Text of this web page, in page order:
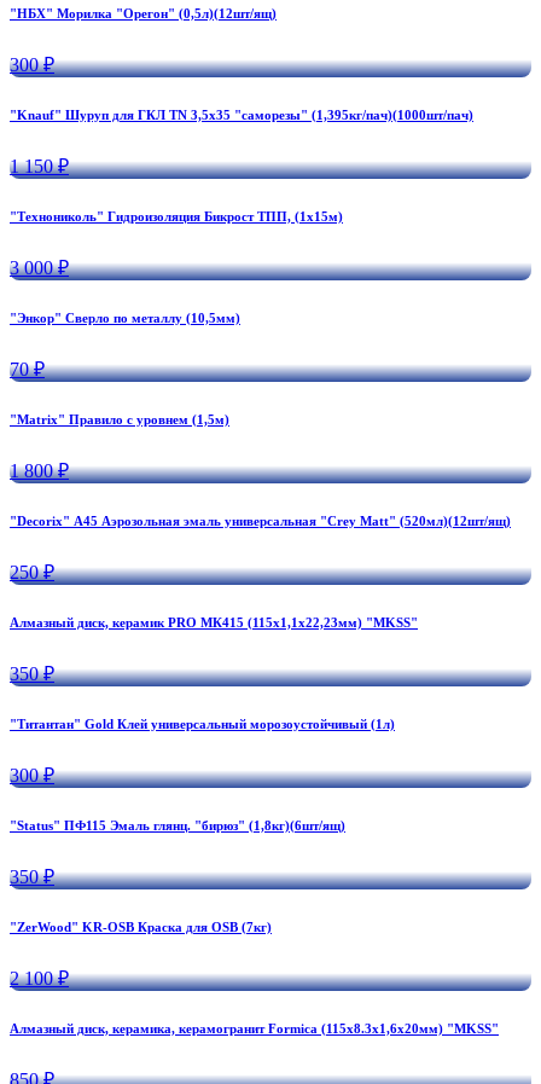
"НБХ" Морилка "Орегон" (0,5л)(12шт/ящ)
300 ₽
"Knauf" Шуруп для ГКЛ TN 3,5х35 "саморезы" (1,395кг/пач)(1000шт/пач)
1 150 ₽
"Технониколь" Гидроизоляция Бикрост ТПП, (1х15м)
3 000 ₽
"Энкор" Сверло по металлу (10,5мм)
70 ₽
"Matrix" Правило с уровнем (1,5м)
1 800 ₽
"Decorix" А45 Аэрозольная эмаль универсальная "Crey Matt" (520мл)(12шт/ящ)
250 ₽
Алмазный диск, керамик PRO МК415 (115х1,1х22,23мм) "MKSS"
350 ₽
"Титантан" Gold Клей универсальный морозоустойчивый (1л)
300 ₽
"Status" ПФ115 Эмаль глянц. "бирюз" (1,8кг)(6шт/ящ)
350 ₽
"ZerWood" KR-OSB Краска для OSB (7кг)
2 100 ₽
Алмазный диск, керамика, керамогранит Formica (115х8.3х1,6х20мм) "MKSS"
850 ₽